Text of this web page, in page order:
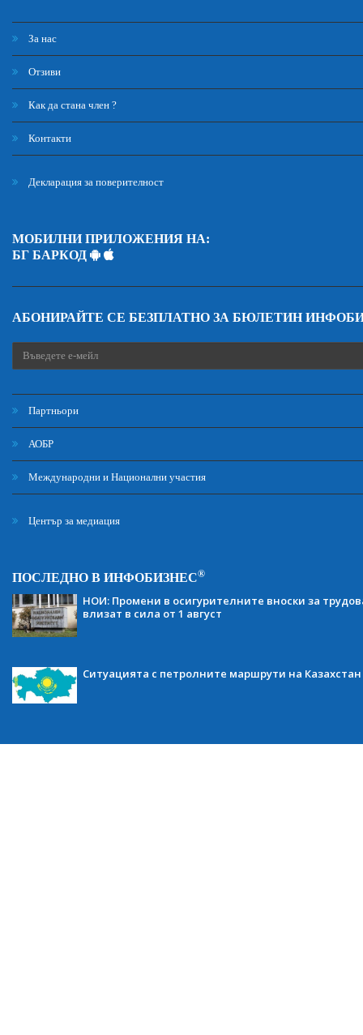
За нас
Отзиви
Как да стана член ?
Контакти
Декларация за поверителност
МОБИЛНИ ПРИЛОЖЕНИЯ НА:
БГ БАРКОД
АБОНИРАЙТЕ СЕ БЕЗПЛАТНО ЗА БЮЛЕТИН
Партньори
АОБР
Международни и Национални участия
Център за медиация
ПОСЛЕДНО В ИНФОБИЗНЕС®
НОИ: Промени в осигурителните вноски за
влизат в сила от 1 август
Ситуацията с петролните маршрути на Казахстан